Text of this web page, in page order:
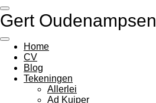
Ga
direct
de
hoofdinhoud
Gert Oudenampsen
Home
CV
Blog
Tekeningen
Allerlei
Ad Kuiper